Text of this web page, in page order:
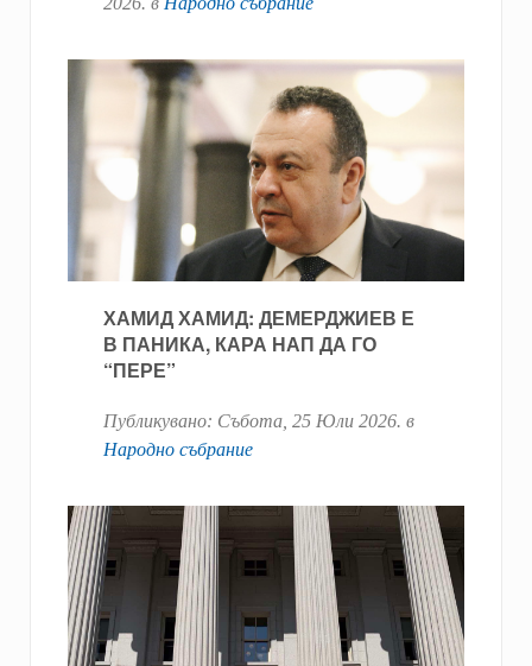
ХАМИД ХАМИД: ДЕМЕРДЖИЕВ Е
В ПАНИКА, КАРА НАП ДА ГО
“ПЕРЕ”
Публикувано: Събота, 25 Юли 2026. в
Народно събрание